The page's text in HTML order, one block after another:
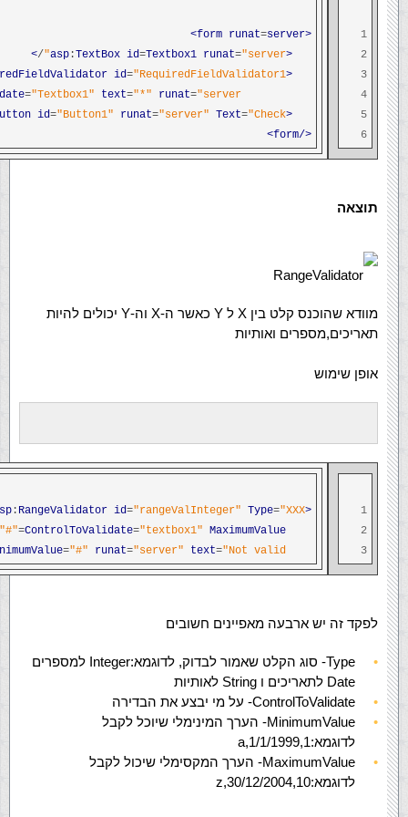
1
2
3
4
5
6
<form
runat=server>
<asp
:TextBox id=Textbox1 runat="server"
/
>
<asp
id="RequiredFieldValidator1"
="Textbox1" text="*" runat="server"
<asp
id="Button1" runat="server" Text="Check"
</form>
תוצאה
RangeValidator
מוודא שהוכנס קלט בין X ל Y כאשר ה-X וה-Y יכולים להיות
תאריכים,מספרים ואותיות
אופן שימוש
1
2
3
<asp
: RangeValidator id="rangeValInteger" Type="XXX"
ControlToValidate="textbox1" MaximumValue
=
"#"
="#" runat="server" text="Not valid!"
לפקד זה יש ארבעה מאפיינים חשובים
Type- סוג הקלט שאמור לבדוק, לדוגמא:Integer למספרים
Date לתאריכים ו String לאותיות
ControlToValidate- על מי יבצע את הבדירה
MinimumValue- הערך המינימלי שיוכל לקבל
לדוגמא:1,a,1/1/1999
MaximumValue- הערך המקסימלי שיכול לקבל
לדוגמא:10,z,30/12/2004